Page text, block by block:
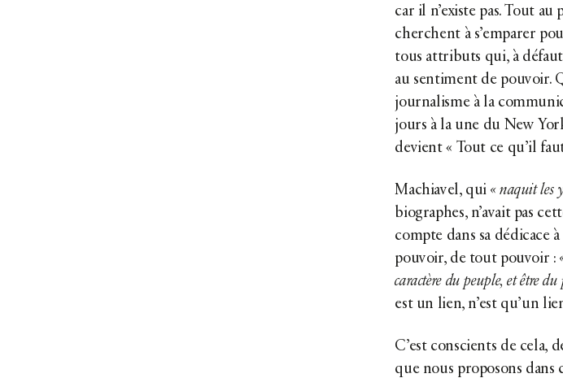
car il n’existe pas. Tout
cherchent à s’emparer
tous attributs qui, à
au sentiment de pouvoir.
journalisme à la
jours à la une du New
devient « Tout ce qu’il
Machiavel, qui « naquit les
biographes, n’avait pas
compte dans sa dédicace
pouvoir, de tout pouvoir :
caractère du peuple, et être
est un lien, n’est qu’un
C’est conscients de cela,
que nous proposons